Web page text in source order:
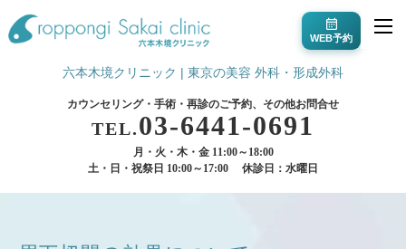
WEB予約
六本木境クリニック | 東京の美容 外科・形成外科
カウンセリング・手術・再診のご予約、その他お問合せ
TEL.03-6441-0691
月・火・木・金 11:00～18:00
土・日・祝祭日 10:00～17:00
休診日：水曜日